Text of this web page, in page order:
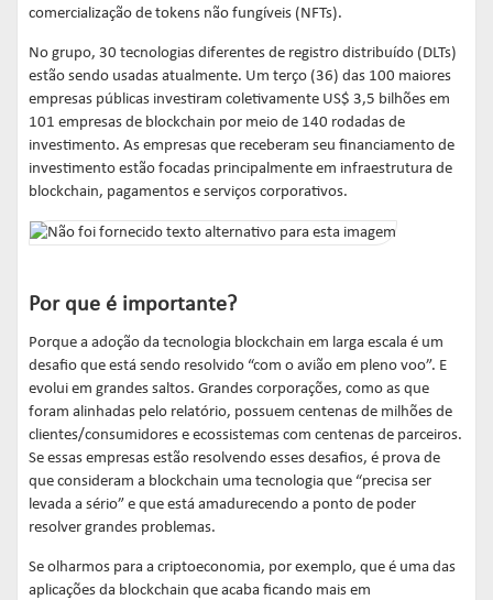
comercialização de tokens não fungíveis (NFTs).
No grupo, 30 tecnologias diferentes de registro distribuído (DLTs)
estão sendo usadas atualmente. Um terço (36) das 100 maiores
empresas públicas investiram coletivamente US$ 3,5 bilhões em
101 empresas de blockchain por meio de 140 rodadas de
investimento. As empresas que receberam seu financiamento de
investimento estão focadas principalmente em infraestrutura de
blockchain, pagamentos e serviços corporativos.
Por que é importante?
Porque a adoção da tecnologia blockchain em larga escala é um
desafio que está sendo resolvido “com o avião em pleno voo”. E
evolui em grandes saltos. Grandes corporações, como as que
foram alinhadas pelo relatório, possuem centenas de milhões de
clientes/consumidores e ecossistemas com centenas de parceiros.
Se essas empresas estão resolvendo esses desafios, é prova de
que consideram a blockchain uma tecnologia que “precisa ser
levada a sério” e que está amadurecendo a ponto de poder
resolver grandes problemas.
Se olharmos para a criptoeconomia, por exemplo, que é uma das
aplicações da blockchain que acaba ficando mais em